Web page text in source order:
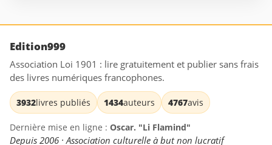
Edition999
Association Loi 1901 : lire gratuitement et publier sans frais
des livres numériques francophones.
3932livres publiés 1434auteurs 4767avis
Dernière mise en ligne : Oscar. "Li Flamind"
Depuis 2006 · Association culturelle à but non lucratif